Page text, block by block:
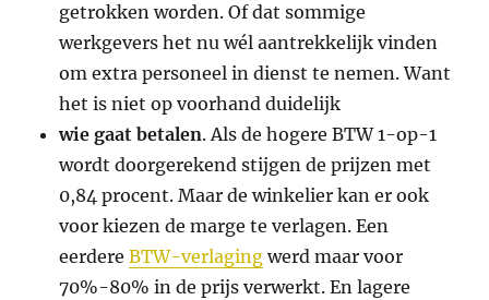
getrokken worden. Of dat sommige
werkgevers het nu wél aantrekkelijk vinden
om extra personeel in dienst te nemen. Want
het is niet op voorhand duidelijk
wie gaat betalen. Als de hogere BTW 1-op-1
wordt doorgerekend stijgen de prijzen met
0,84 procent. Maar de winkelier kan er ook
voor kiezen de marge te verlagen. Een
eerdereBTW-verlaging werd maar voor
70%-80% in de prijs verwerkt. En lagere